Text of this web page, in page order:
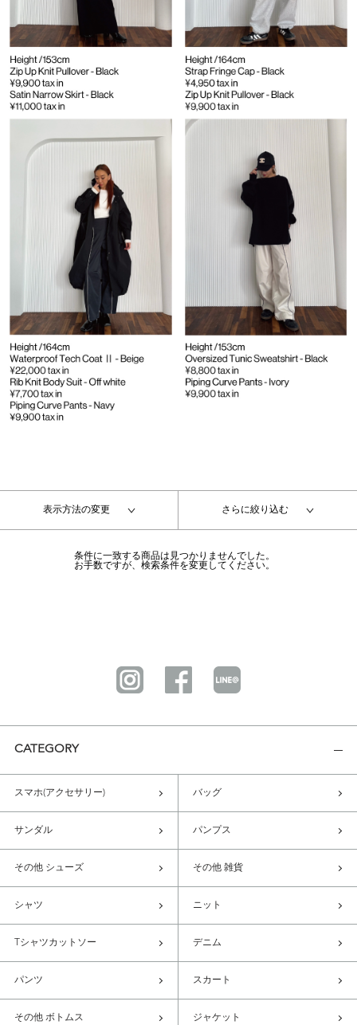
表示方法の変更 さらに絞り込む
条件に一致する商品は見つかりませんでした。
お手数ですが、検索条件を変更してください。
CATEGORY
スマホ(アクセサリー) バッグ
サンダル パンプス
その他 シューズ その他 雑貨
シャツ ニット
Tシャツカットソー デニム
パンツ スカート
その他 ボトムス ジャケット